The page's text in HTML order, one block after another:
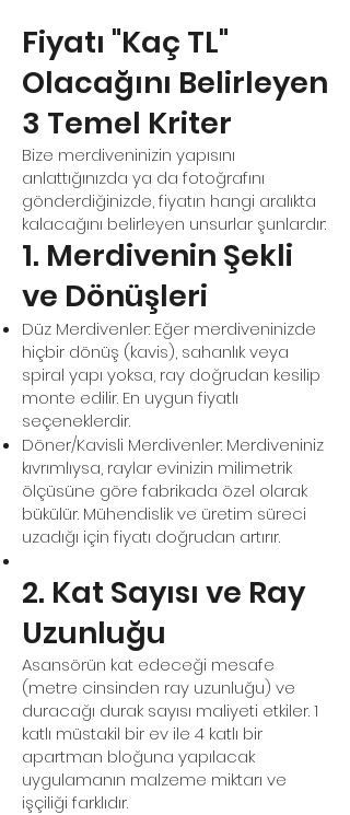
Fiyatı "Kaç TL"
Olacağını Belirleyen
3 Temel Kriter
Bize merdiveninizin yapısını
anlattığınızda ya da fotoğrafını
gönderdiğinizde, fiyatın hangi aralıkta
kalacağını belirleyen unsurlar şunlardır:
1. Merdivenin Şekli
ve Dönüşleri
Düz Merdivenler: Eğer merdiveninizde
hiçbir dönüş (kavis), sahanlık veya
spiral yapı yoksa, ray doğrudan kesilip
monte edilir. En uygun fiyatlı
seçeneklerdir.
Döner/Kavisli Merdivenler: Merdiveniniz
kıvrımlıysa, raylar evinizin milimetrik
ölçüsüne göre fabrikada özel olarak
bükülür. Mühendislik ve üretim süreci
uzadığı için fiyatı doğrudan artırır.
2. Kat Sayısı ve Ray
Uzunluğu
Asansörün kat edeceği mesafe
(metre cinsinden ray uzunluğu) ve
duracağı durak sayısı maliyeti etkiler. 1
katlı müstakil bir ev ile 4 katlı bir
apartman bloğuna yapılacak
uygulamanın malzeme miktarı ve
işçiliği farklıdır.